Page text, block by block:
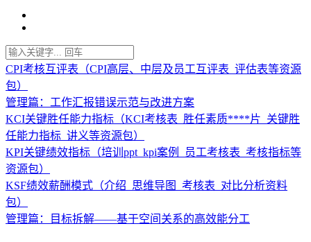
CPI考核互评表（CPI高层、中层及员工互评表_评估表等资源
包）
管理篇：工作汇报错误示范与改进方案
KCI关键胜任能力指标（KCI考核表_胜任素质****片_关键胜
任能力指标_讲义等资源包）
KPI关键绩效指标（培训ppt_kpi案例_员工考核表_考核指标等
资源包）
KSF绩效薪酬模式（介绍_思维导图_考核表_对比分析资料
包）
管理篇：目标拆解——基于空间关系的高效能分工